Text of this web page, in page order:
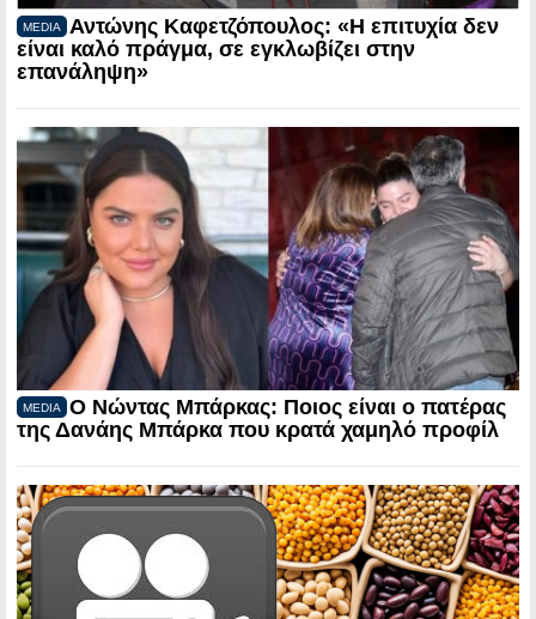
MEDIA
Αντώνης Καφετζόπουλος: «Η επιτυχία δεν
είναι καλό πράγμα, σε εγκλωβίζει στην
επανάληψη»
MEDIA
Ο Νώντας Μπάρκας: Ποιος είναι ο πατέρας
της Δανάης Μπάρκα που κρατά χαμηλό προφίλ